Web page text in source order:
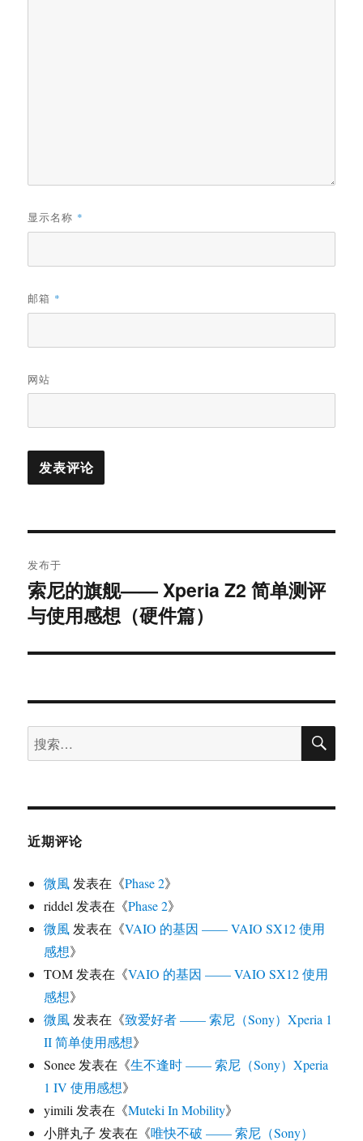
显示名称 *
邮箱 *
网站
章
导
航
发布于
索尼的旗舰—— Xperia Z2 简单测评
与使用感想（硬件篇）
搜
索：
搜
近期评论
微風 发表在《Phase 2》
riddel 发表在《Phase 2》
微風 发表在《VAIO 的基因 —— VAIO SX12 使用
感想》
TOM 发表在《VAIO 的基因 —— VAIO SX12 使用
感想》
微風 发表在《致爱好者 —— 索尼（Sony）Xperia 1
II 简单使用感想》
Sonee 发表在《生不逢时 —— 索尼（Sony）Xperia
1 IV 使用感想》
yimili 发表在《Muteki In Mobility》
小胖丸子 发表在《唯快不破 —— 索尼（Sony）